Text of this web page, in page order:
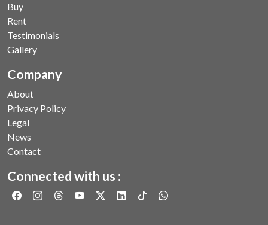
Buy
Rent
Testimonials
Gallery
Company
About
Privacy Policy
Legal
News
Contact
Connected with us :